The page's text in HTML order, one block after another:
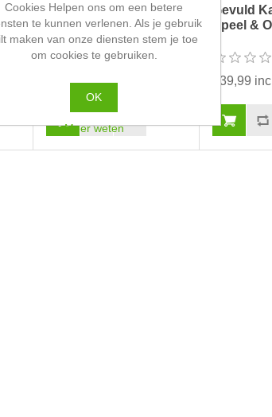
Gevuld Kadokoffertje
Nijntje/Unicorn –...
€46,99 incl. BTW
Gevuld
Speel &
€39,99
Cookies Helpen ons om een betere
te kunnen verlenen. Als je gebruik
maken van onze diensten stem je toe
om cookies te gebruiken.
OK
Meer weten